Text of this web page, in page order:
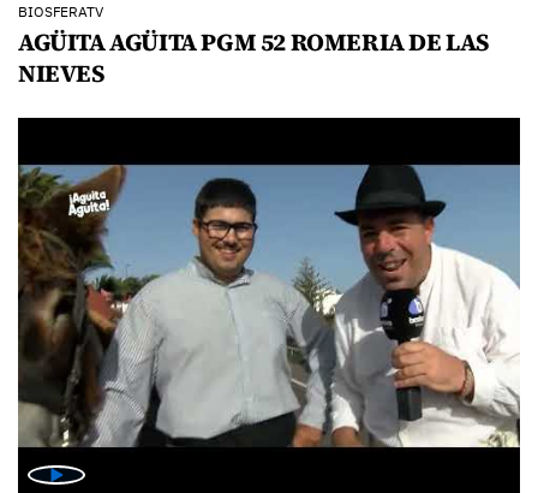
BIOSFERATV
AGÜITA AGÜITA PGM 52 ROMERIA DE LAS
NIEVES